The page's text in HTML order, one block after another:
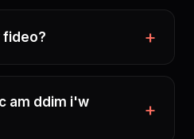
fideo?
am ddim i'w